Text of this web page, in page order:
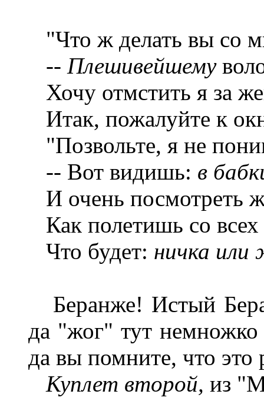
"Что ж делать вы со
-- Плешивейшему
Хочу отмстить я за
Итак, пожалуйте к
"Позвольте, я не
-- Вот видишь: в
И очень посмотреть
Как полетишь со
Что будет: ничка или
Беранже! Истый
да "жог" тут
да вы помните, что это
Куплет второй, из